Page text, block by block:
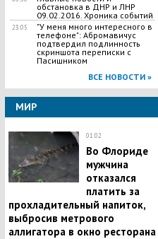
обстановка в ДНР и ЛНР
09.02.2016. Хроника событий
23:05
"У меня много интересного в
телефоне": Абромавичус
подтвердил подлинность
скриншота переписки с
Пасишником
ВСЕ НОВОСТИ »
МИР
01:02
Во Флориде
мужчина
отказался
платить за
прохладительный напиток,
выбросив метрового
аллигатора в окно ресторана